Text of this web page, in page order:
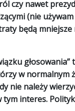
czy nawet
(nie
będą mniejsze
głosowania”
w normalnym
nie należy
interes.